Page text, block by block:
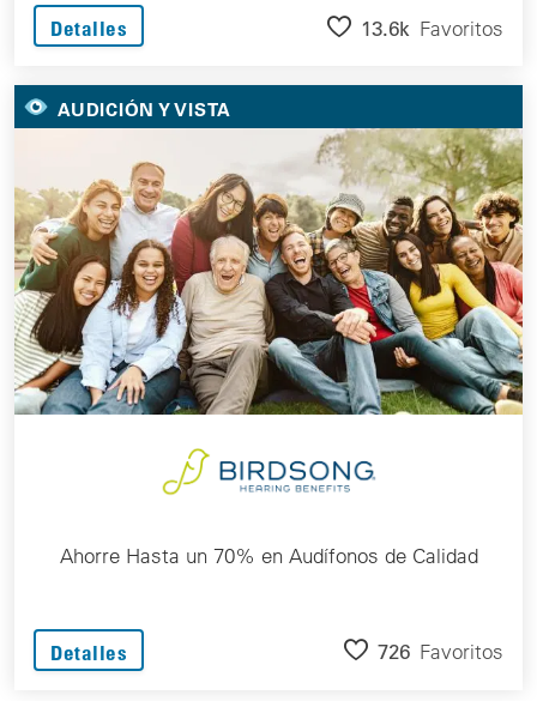
Detalles 13.6k Favoritos
AUDICIÓN Y VISTA
Ahorre Hasta un 70% en Audífonos de Calidad
Detalles 726 Favoritos